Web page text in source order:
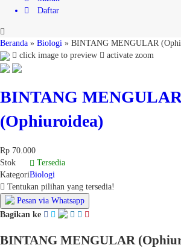
Daftar
Beranda » Biologi » BINTANG MENGULAR
click image to preview
activate zoom
BINTANG
(Ophiuroidea)
Rp 70.000
Stok
Tersedia
KategoriBiologi
Tentukan pilihan yang tersedia!
Pesan via Whatsapp
Bagikan ke
BINTANG MENGULAR